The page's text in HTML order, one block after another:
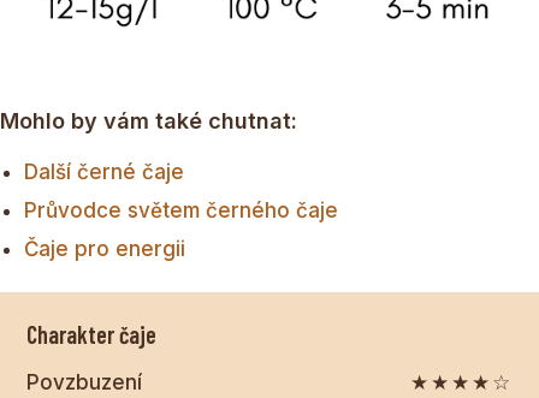
Mohlo by vám také chutnat:
Další černé čaje
Průvodce světem černého čaje
Čaje pro energii
Charakter čaje
Povzbuzení ★★★★☆